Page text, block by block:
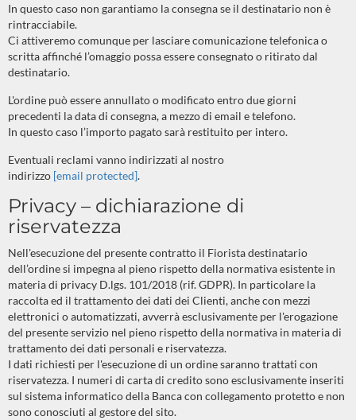
In questo caso non garantiamo la consegna se il destinatario non è
rintracciabile.
Ci attiveremo comunque per lasciare comunicazione telefonica o
scritta affinché l’omaggio possa essere consegnato o ritirato dal
destinatario.
L'ordine può essere annullato o modificato entro due giorni
precedenti la data di consegna, a mezzo di email e telefono.
In questo caso l’importo pagato sarà restituito per intero.
Eventuali reclami vanno indirizzati al nostro
indirizzo [email protected].
Privacy – dichiarazione di
riservatezza
Nell'esecuzione del presente contratto il Fiorista destinatario
dell’ordine si impegna al pieno rispetto della normativa esistente in
materia di privacy D.lgs. 101/2018 (rif. GDPR). In particolare la
raccolta ed il trattamento dei dati dei Clienti, anche con mezzi
elettronici o automatizzati, avverrà esclusivamente per l'erogazione
del presente servizio nel pieno rispetto della normativa in materia di
trattamento dei dati personali e riservatezza.
I dati richiesti per l'esecuzione di un ordine saranno trattati con
riservatezza. I numeri di carta di credito sono esclusivamente inseriti
sul sistema informatico della Banca con collegamento protetto e non
sono conosciuti al gestore del sito.